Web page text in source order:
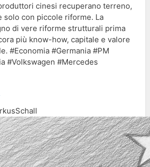
cinesi recuperano terreno,
solo con piccole riforme. La
di vere riforme strutturali prima
più know-how, capitale e valore
#Economia #Germania #PM
#Volkswagen #Mercedes